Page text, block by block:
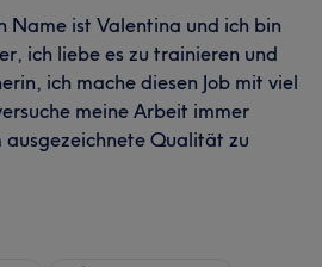
Name ist Valentina und ich bin
ich liebe es zu trainieren und
ich mache diesen Job mit viel
meine Arbeit immer
ausgezeichnete Qualität zu